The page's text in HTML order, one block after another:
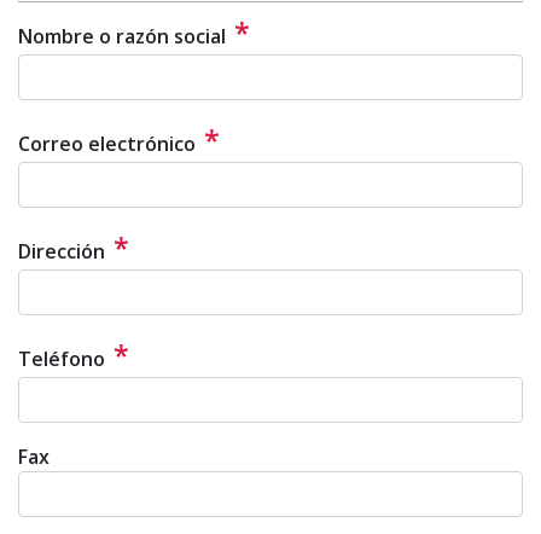
Nombre o razón social *
Correo electrónico *
Dirección *
Teléfono *
Fax